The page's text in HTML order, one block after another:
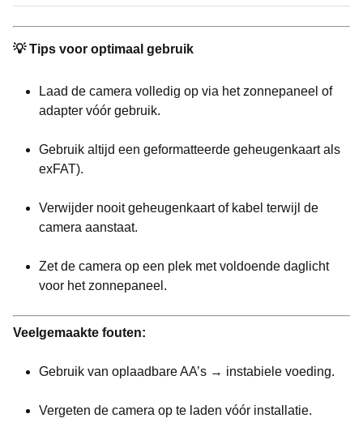
💡 Tips voor optimaal gebruik
Laad de camera volledig op via het zonnepaneel of
adapter vóór gebruik.
Gebruik altijd een geformatteerde geheugenkaart als
exFAT).
Verwijder nooit geheugenkaart of kabel terwijl de
camera aanstaat.
Zet de camera op een plek met voldoende daglicht
voor het zonnepaneel.
Veelgemaakte fouten:
Gebruik van oplaadbare AA’s → instabiele voeding.
Vergeten de camera op te laden vóór installatie.